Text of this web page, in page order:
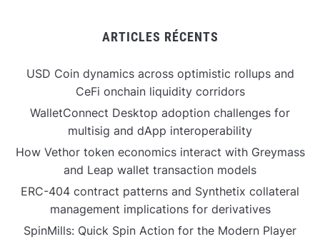
ARTICLES RÉCENTS
USD Coin dynamics across optimistic rollups and
CeFi onchain liquidity corridors
WalletConnect Desktop adoption challenges for
multisig and dApp interoperability
How Vethor token economics interact with Greymass
and Leap wallet transaction models
ERC-404 contract patterns and Synthetix collateral
management implications for derivatives
SpinMills: Quick Spin Action for the Modern Player